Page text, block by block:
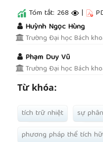
Tóm tắt: 268 |
Huỳnh Ngọc Hùng
Trường Đại học Bách
Phạm Duy Vũ
Trường Đại học Bách
Từ khóa:
tích trữ nhiệt
sự
phương pháp thể tích